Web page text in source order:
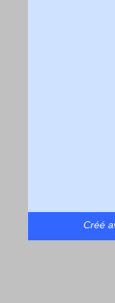
Créé avec